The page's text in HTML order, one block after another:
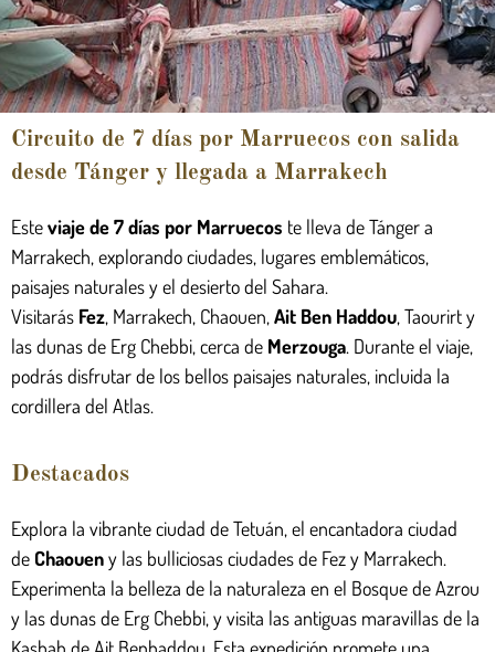
Circuito de 7 días por Marruecos con salida
desde Tánger y llegada a Marrakech
Esteviaje de 7 días por Marruecos te lleva de Tánger a
Marrakech, explorando ciudades, lugares emblemáticos,
paisajes naturales y el desierto del Sahara.
Visitarás Fez, Marrakech, Chaouen, Ait Ben Haddou, Taourirt y
las dunas de Erg Chebbi, cerca de Merzouga. Durante el viaje,
podrás disfrutar de los bellos paisajes naturales, incluida la
cordillera del Atlas.
Destacados
Explora la vibrante ciudad de Tetuán, el encantadora ciudad
de Chaoueny las bulliciosas ciudades de Fez y Marrakech.
Experimenta la belleza de la naturaleza en el Bosque de Azrou
y las dunas de Erg Chebbi, y visita las antiguas maravillas de la